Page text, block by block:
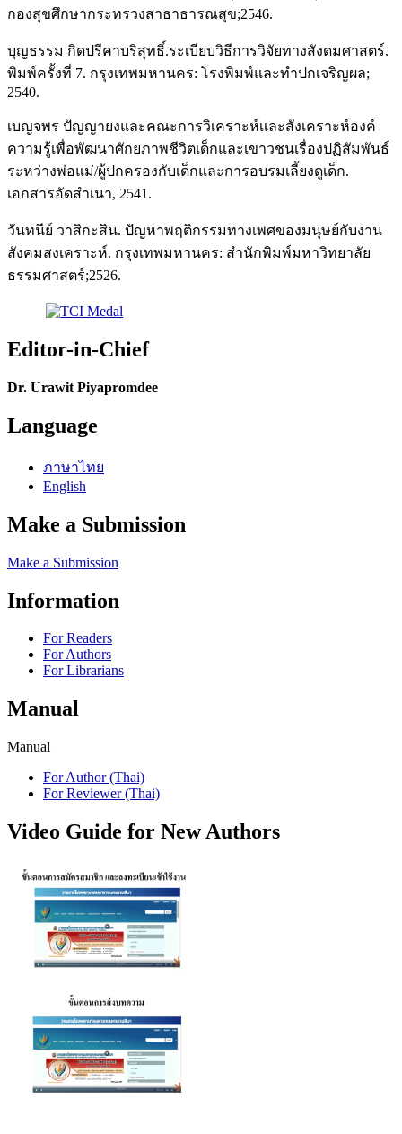
กองสุขศึกษากระทรวงสาธาธารณสุข;2546.
บุญธรรม กิดปรีคาบริสุทธิ์.ระเบียบวิธีการวิจัยทางสังดมศาสตร์.
พิมพ์ครั้งที่ 7. กรุงเทพมหานคร: โรงพิมพ์และทำปกเจริญผล;
2540.
เบญจพร ปัญญายงและคณะการวิเคราะห์เเละสังเคราะห์องค์
ความรู้เพื่อพัฒนาศักยภาพชีวิตเด็กและเขาวชนเรื่องปฏิสัมพันธ์
ระหว่างพ่อแม่/ผู้ปกครองกับเด็กและการอบรมเลี้ยงดูเด็ก.
เอกสารอัดสำเนา, 2541.
วันทนีย์ วาสิกะสิน. ปัญหาพฤติกรรมทางเพศของมนุษย์กับงาน
สังคมสงเคราะห์. กรุงเทพมหานคร: สำนักพิมพ์มหาวิทยาลัย
ธรรมศาสตร์;2526.
Editor-in-Chief
Dr. Urawit Piyapromdee
Language
ภาษาไทย
English
Make a Submission
Make a Submission
Information
For Readers
For Authors
For Librarians
Manual
Manual
For Author (Thai)
For Reviewer (Thai)
Video Guide for New Authors